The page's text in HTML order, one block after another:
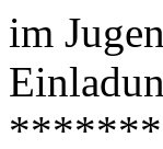
im